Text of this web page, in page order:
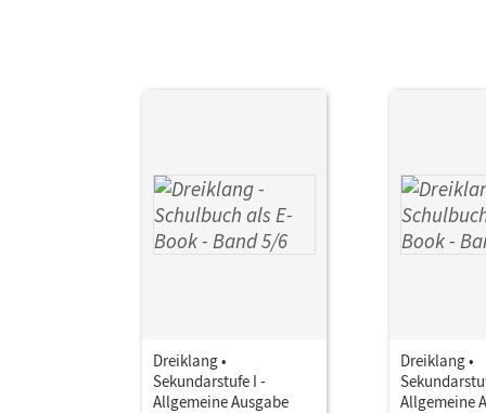
Dreiklang •
Sekundarstufe I -
Allgemeine Ausgabe
Dreiklang •
Allgemeine